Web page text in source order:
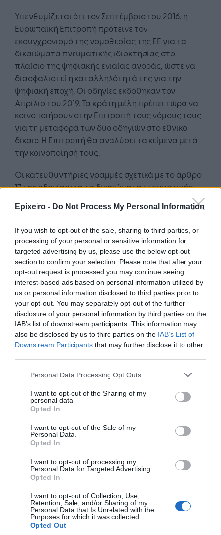
Epixeiro - Do Not Process My Personal Information
If you wish to opt-out of the sale, sharing to third parties, or
processing of your personal or sensitive information for
targeted advertising by us, please use the below opt-out
section to confirm your selection. Please note that after your
opt-out request is processed you may continue seeing
interest-based ads based on personal information utilized by
us or personal information disclosed to third parties prior to
your opt-out. You may separately opt-out of the further
disclosure of your personal information by third parties on the
IAB’s list of downstream participants. This information may
also be disclosed by us to third parties on the IAB’s List of
Downstream Participants that may further disclose it to other
Personal Data Processing Opt Outs
I want to opt-out of the Sharing of my
personal data.
Opted In
I want to opt-out of the Sale of my
Personal Data.
Opted In
I want to opt-out of processing my
Personal Data for Targeted Advertising.
Opted In
I want to opt-out of Collection, Use,
Retention, Sale, and/or Sharing of my
Personal Data that Is Unrelated with the
Purposes for which it was collected.
Opted Out
Υπενθυμίζεται ότι τον Σεπτέμβριο του 2016, η
Ευρωπαϊκή Επιτροπή πρότεινε τον
εκσυγχρονισμό της νομοθεσίας της ΕΕ για τα
δικαιώματα πνευματικής ιδιοκτησίας στο
πλαίσιο της ψηφιακής ενιαίας αγοράς, ώστε να
διασφαλιστεί η καταλληλότητά της για την
ψηφιακή εποχή. Οι οδηγίες εκδόθηκαν τον
Απρίλιο του 2019. Τα κράτη μέλη πρέπει τώρα να
κοινοποιήσουν στην Επιτροπή τους νόμους τους
για τη μεταφορά των δύο οδηγιών στο εθνικό
δίκαιο. Η Επιτροπή θα αναλύσει τα κείμενα μετά
την κοινοποίησή τους.
Οι κατευθυντήριες γραμμές σχετικά με το άρθρο
17 της οδηγίας για τα δικαιώματα πνευματικής
ιδιοκτησίας αποσκοπούν στην υποστήριξη των
κρατών μελών κατά την εφαρμογή της νέας
προστατευόμενου περιεχομένου από παρόχους
επιγραμμικών υπηρεσιών ανταλλαγής
περιεχομένου και στην προώθηση της ανάπτυξης
της αγοράς χορήγησης αδειών μεταξύ των
κατόχων δικαιωμάτων και των παρόχων
επιγραμμικών υπηρεσιών ανταλλαγής
περιεχομένου, διασφαλίζοντας την κατάλληλη
ισορροπία μεταξύ των διαφόρων θεμελιωδών
δικαιωμάτων των χρηστών και των κατόχων
δικαιωμάτων. Προκειμένου να παράσχει στα
κράτη μέλη τη βέλτιστη καθοδήγηση, η Επιτροπή
διοργάνωσε διάλογο με τα ενδιαφερόμενα μέρη,
τη συνεργασία μεταξύ των επιγραμμικών
πλατφορμών ανταλλαγής περιεχομένου και των
Ο διάλογος με τα ενδιαφερόμενα μέρη, ο οποίος
διεξήχθη μεταξύ Οκτωβρίου 2019 και
Φεβρουαρίου 2020, συγκέντρωσε εκπροσώπους
των δικαιούχων, των παρόχων επιγραμμικών
υπηρεσιών ανταλλαγής περιεχομένου, των
καταναλωτών, των χρηστών και των οργανώσεων
θεμελιωδών δικαιωμάτων προκειμένου να
ανταλλαγούν απόψεις και να συζητηθούν